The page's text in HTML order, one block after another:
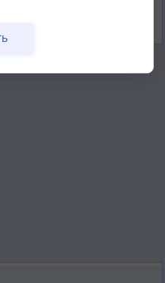
тёплым за всю